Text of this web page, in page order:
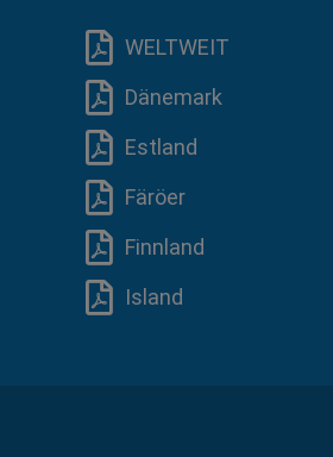
WELTWEIT
Dänemark
Estland
Färöer
Finnland
Island